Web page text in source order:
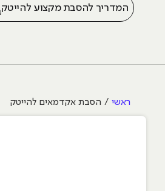
המדריך להסבת מקצוע להייטק
ראשי הסבת אקדמאים להייטק